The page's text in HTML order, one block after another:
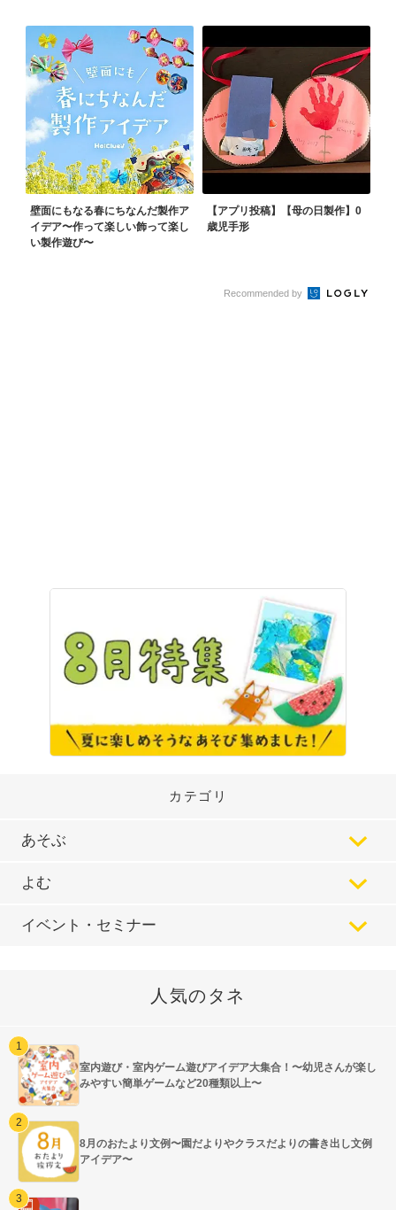
壁面にもなる春にちなんだ製作ア
イデア〜作って楽しい飾って楽し
い製作遊び〜
【アプリ投稿】【母の日製作】0
歳児手形
Recommended by
カテゴリ
あそぶ
よむ
イベント・セミナー
人気のタネ
室内遊び・室内ゲーム遊びアイデア大集合！〜幼児さんが楽し
みやすい簡単ゲームなど20種類以上〜
8月のおたより文例〜園だよりやクラスだよりの書き出し文例
アイデア〜